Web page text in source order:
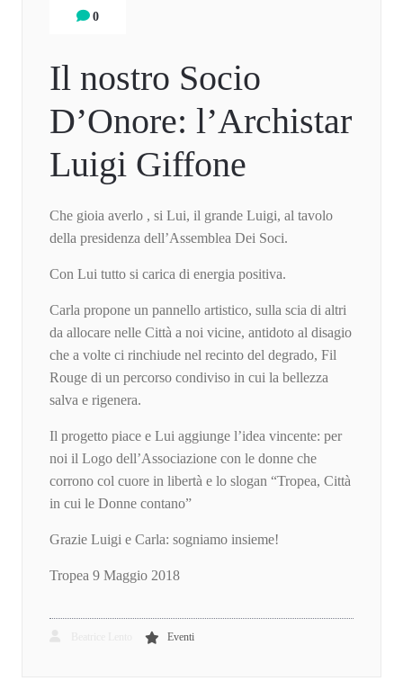
0
Il nostro Socio
D’Onore: l’Archistar
Luigi Giffone
Che gioia averlo , si Lui, il grande Luigi, al tavolo
della presidenza dell’Assemblea Dei Soci.
Con Lui tutto si carica di energia positiva.
Carla propone un pannello artistico, sulla scia di altri
da allocare nelle Città a noi vicine, antidoto al disagio
che a volte ci rinchiude nel recinto del degrado, Fil
Rouge di un percorso condiviso in cui la bellezza
salva e rigenera.
Il progetto piace e Lui aggiunge l’idea vincente: per
noi il Logo dell’Associazione con le donne che
corrono col cuore in libertà e lo slogan “Tropea, Città
in cui le Donne contano”
Grazie Luigi e Carla: sogniamo insieme!
Tropea 9 Maggio 2018
Eventi